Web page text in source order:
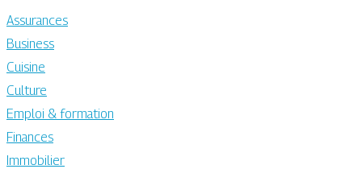
Assurances
Business
Cuisine
Culture
Emploi & formation
Finances
Immobilier